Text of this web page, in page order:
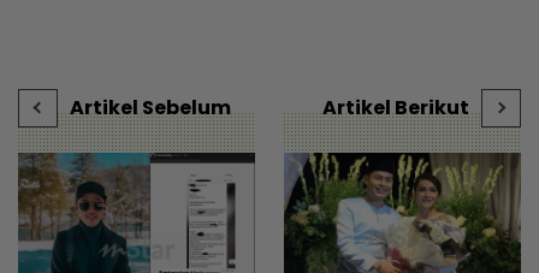
Artikel Sebelum Artikel Berikut